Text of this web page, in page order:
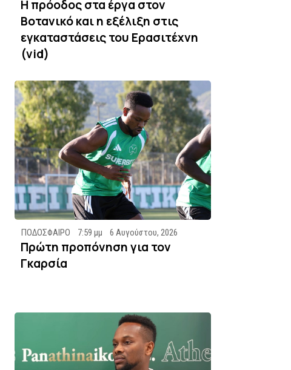
Η πρόοδος στα έργα στον
Βοτανικό και η εξέλιξη στις
εγκαταστάσεις του Ερασιτέχνη
(vid)
ΠΟΔΟΣΦΑΙΡΟ 7:59 μμ 6 Αυγούστου, 2026
Πρώτη προπόνηση για τον
Γκαρσία